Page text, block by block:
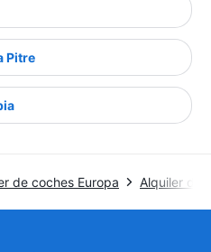
Pitre
de coches Europa Alquiler de